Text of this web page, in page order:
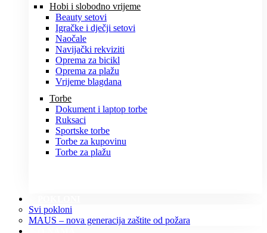
Hobi i slobodno vrijeme
Beauty setovi
Igračke i dječji setovi
Naočale
Navijački rekviziti
Oprema za bicikl
Oprema za plažu
Vrijeme blagdana
Torbe
Dokument i laptop torbe
Ruksaci
Sportske torbe
Torbe za kupovinu
Torbe za plažu
Svi pokloni
MAUS – nova generacija zaštite od požara